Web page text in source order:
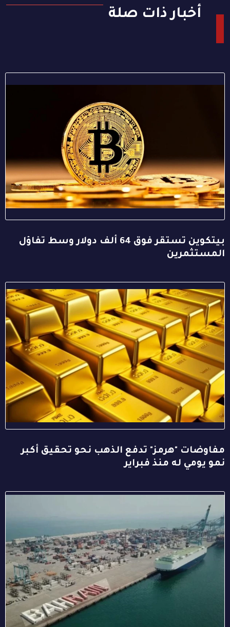
أخبار ذات صلة
بيتكوين تستقر فوق 64 ألف دولار وسط تفاؤل
المستثمرين
مفاوضات "هرمز" تدفع الذهب نحو تحقيق أكبر
نمو يومي له منذ فبراير